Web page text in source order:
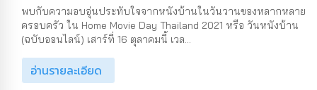
พบกับความอบอุ่นประทับใจจากหนังบ้านในวันวานของหลากหลาย
ครอบครัว ใน Home Movie Day Thailand 2021 หรือ วันหนังบ้าน
(ฉบับออนไลน์) เสาร์ที่ 16 ตุลาคมนี้ เวล...
อ่านรายละเอียด